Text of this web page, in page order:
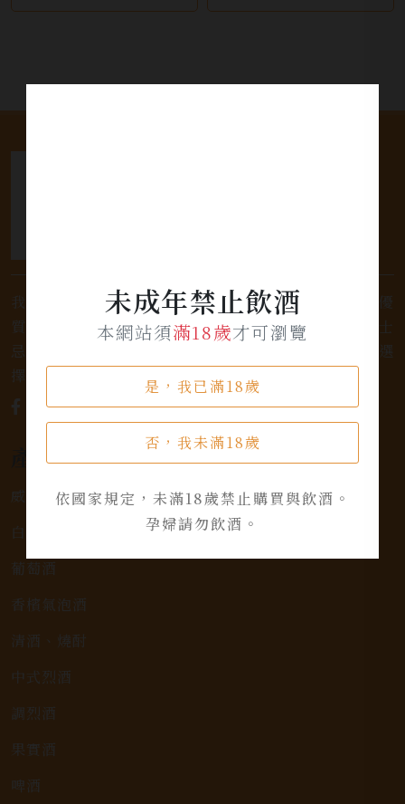
未成年禁止飲酒
本網站須滿18歲才可瀏覽
是，我已滿18歲
否，我未滿18歲
依國家規定，未滿18歲禁止購買與飲酒。
孕婦請勿飲酒。
我們是專業銷售威士忌及各式酒類的店家，為您提供優
質的選擇和卓越的服務。不論您是熱愛品味經典的威士
忌，或者尋求一款特殊的葡萄酒，我們都有廣泛的選
擇，滿足您的個人口味和喜好。
產品類別
威士忌
白蘭地
葡萄酒
香檳氣泡酒
清酒、燒酎
中式烈酒
調烈酒
果實酒
啤酒